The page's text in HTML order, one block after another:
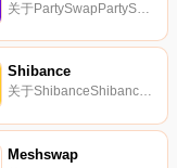
Shibance
关于ShibanceShibance是一个专门用于Meme代币的分散式交易所和Launchpad。它旨在成为用户交易他们最喜欢的表情包代币的首选平台,同时也是发现最热门的表情包项目的地方。功能包括功能齐全的DEX、农场和游泳池（The Doggy Pound）.
Meshswap